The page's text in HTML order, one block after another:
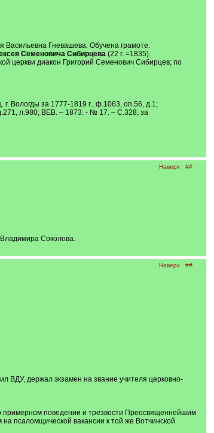
Васильевна Гневашева. Обучена грамоте.
Семеновича Сибирцева(22 г. =1835).
церкви диакон Григорий Семенович Сибирцев; по
Вологды за 1777-1819 г., ф.1063, оп.56, д.1;
л.980; ВЕВ. – 1873. - № 17. – С.328; за
Наверх ##
Соколова.
Наверх ##
ВДУ, держал экзамен на звание учителя церковно-
примерном поведении и трезвости Преосвященнейшим
псаломщической вакансии к той же Вотчинской